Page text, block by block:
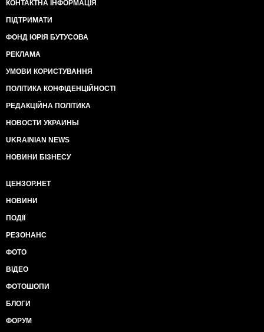
КОНТАКТНА ІНФОРМАЦІЯ
ПІДТРИМАТИ
ФОНД ЮРІЯ БУТУСОВА
РЕКЛАМА
УМОВИ КОРИСТУВАННЯ
ПОЛІТИКА КОНФІДЕНЦІЙНОСТІ
РЕДАКЦІЙНА ПОЛІТИКА
НОВОСТИ УКРАИНЫ
UKRAINIAN NEWS
НОВИНИ БІЗНЕСУ
ЦЕНЗОР.НЕТ
НОВИНИ
ПОДІЇ
РЕЗОНАНС
ФОТО
ВІДЕО
ФОТОШОПИ
БЛОГИ
ФОРУМ